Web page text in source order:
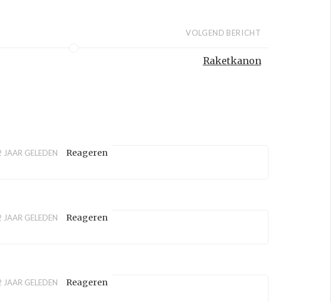
VOLGEND BERICHT
Raketkanon
JAAR GELEDEN Reageren
JAAR GELEDEN Reageren
JAAR GELEDEN Reageren